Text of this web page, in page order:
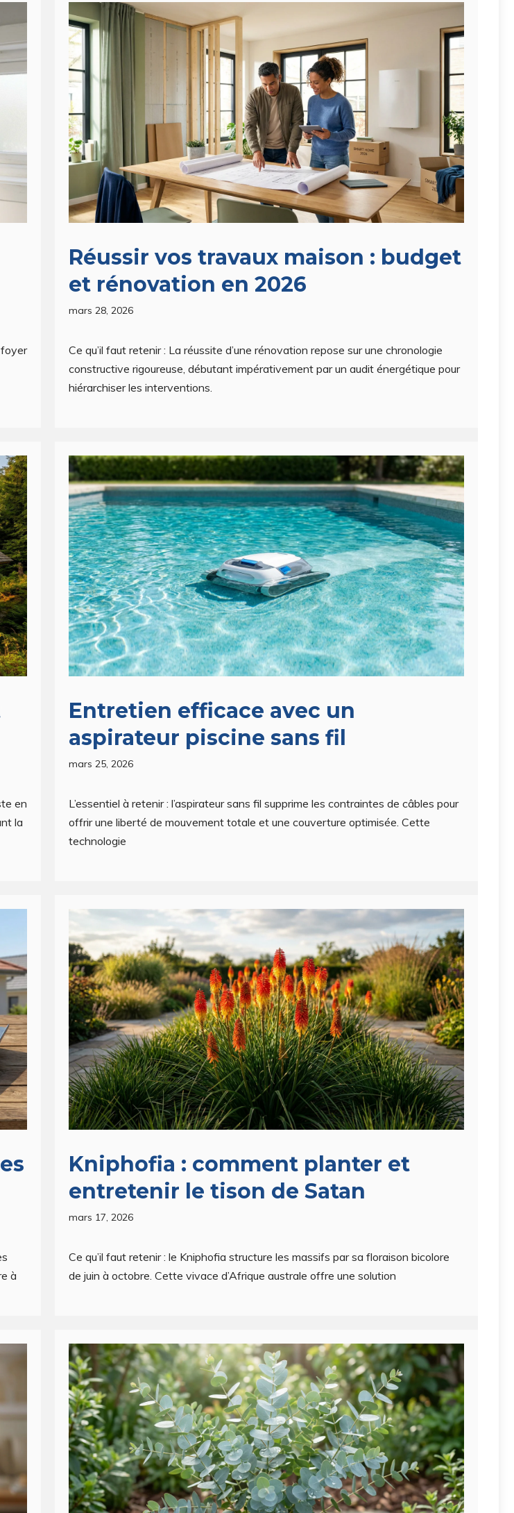
Réussir vos travaux maison : budget
et rénovation en 2026
mars 28, 2026
Ce qu’il faut retenir : La réussite d’une rénovation repose sur une chronologie
constructive rigoureuse, débutant impérativement par un audit énergétique pour
hiérarchiser les interventions.
en
la
Entretien efficace avec un
aspirateur piscine sans fil
mars 25, 2026
L’essentiel à retenir : l’aspirateur sans fil supprime les contraintes de câbles pour
offrir une liberté de mouvement totale et une couverture optimisée. Cette
technologie
à
Kniphofia : comment planter et
entretenir le tison de Satan
mars 17, 2026
Ce qu’il faut retenir : le Kniphofia structure les massifs par sa floraison bicolore
de juin à octobre. Cette vivace d’Afrique australe offre une solution